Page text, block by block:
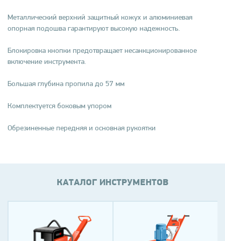
Металлический верхний защитный кожух и алюминиевая
опорная подошва гарантируют высокую надежность.
Блокировка кнопки предотвращает несанкционированное
включение инструмента.
Большая глубина пропила до 57 мм
Комплектуется боковым упором
Обрезиненные передняя и основная рукоятки
КАТАЛОГ ИНСТРУМЕНТОВ